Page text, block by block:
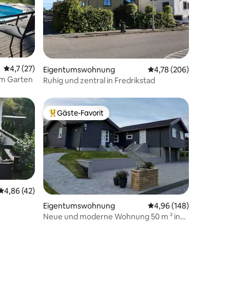
Bewertungen
Durchschnittliche Bewertung: 4,7 von 5, 27 Bewertungen
4,7 (27)
Gemütliche Wohnung in großem Garten
Eigentumswohnung Durchschnittliche
4,78 (206)
Ruhig und zentral in Fredrikstad
Bewertung: 4,86 von 5, 42 Bewertungen
4,86 (42)
Beliebter Gäste-Favorit.
Gäste-Favorit
Eigentumswohnung Durchschnittliche
4,96 (148)
Neue und moderne Wohnung 50 m ² in